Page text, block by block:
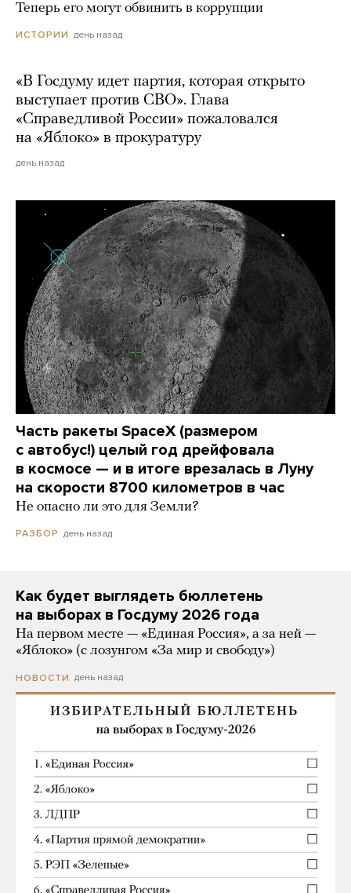
Теперь его могут обвинить в коррупции
ИСТОРИИ день назад
«В Госдуму идет партия, которая открыто
выступает против СВО». Глава
«Справедливой России» пожаловался
на «Яблоко» в прокуратуру
день назад
Часть ракеты SpaceX (размером
с автобус!) целый год дрейфовала
в космосе — и в итоге врезалась в Луну
на скорости 8700 километров в час
Не опасно ли это для Земли?
РАЗБОР день назад
Как будет выглядеть бюллетень
на выборах в Госдуму 2026 года
На первом месте — «Единая Россия», а за ней —
«Яблоко» (с лозунгом «За мир и свободу»)
НОВОСТИ день назад